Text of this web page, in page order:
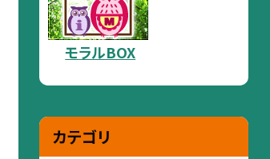
モラルBOX
カテゴリ